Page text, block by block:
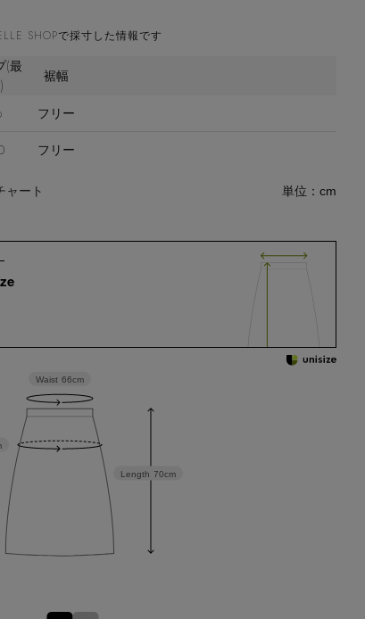
SHOPで採寸した情報です
(最
裾幅
フリー
フリー
ャート 単位：cm
Length 70cm
Waist 66cm